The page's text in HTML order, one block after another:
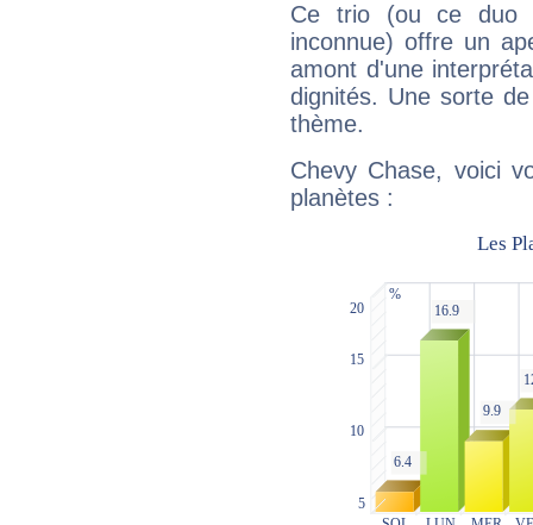
Ce trio (ou ce duo
inconnue) offre un
amont d'une
dignités. Une sorte
thème.
Chevy Chase, voici
planètes :